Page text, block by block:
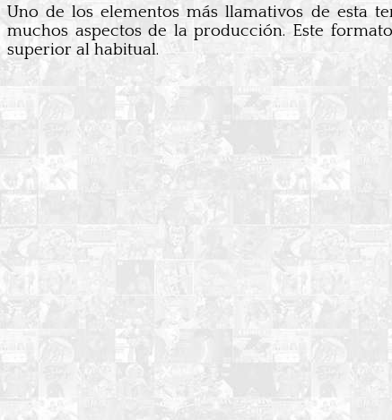
Uno de los elementos más llamativos de esta
muchos aspectos de la producción. Este
superior al habitual.